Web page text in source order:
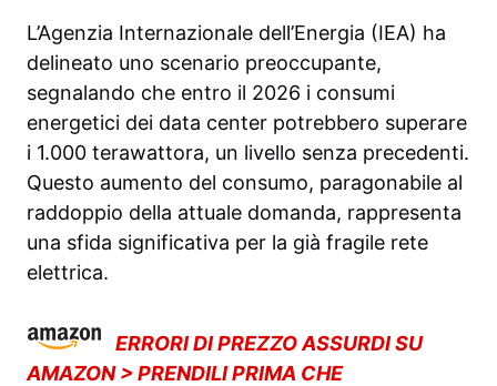
L’Agenzia Internazionale dell’Energia (IEA) ha
delineato uno scenario preoccupante,
segnalando che entro il 2026 i consumi
energetici dei data center potrebbero superare
i 1.000 terawattora, un livello senza precedenti.
Questo aumento del consumo, paragonabile al
raddoppio della attuale domanda, rappresenta
una sfida significativa per la già fragile rete
elettrica.
ERRORI DI PREZZO ASSURDI SU
AMAZON > PRENDILI PRIMA CHE